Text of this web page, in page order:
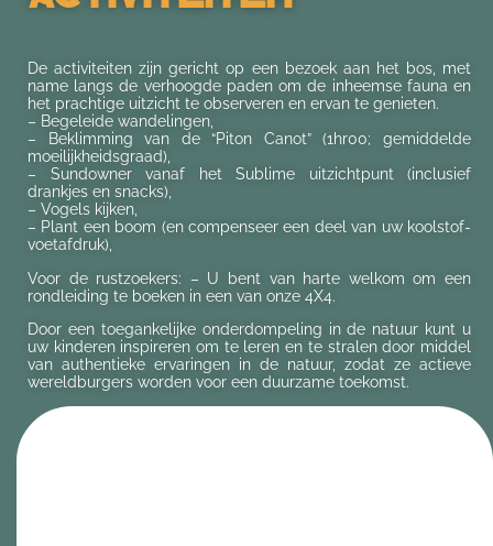
De activiteiten zijn gericht op een bezoek aan het bos, met
name langs de verhoogde paden om de inheemse fauna en
het prachtige uitzicht te observeren en ervan te genieten.
– Begeleide wandelingen,
– Beklimming van de “Piton Canot” (1hr00; gemiddelde
moeilijkheidsgraad),
– Sundowner vanaf het Sublime uitzichtpunt (inclusief
drankjes en snacks),
– Vogels kijken,
– Plant een boom (en compenseer een deel van uw koolstof-
voetafdruk),
Voor de rustzoekers: – U bent van harte welkom om een
rondleiding te boeken in een van onze 4X4.
Door een toegankelijke onderdompeling in de natuur kunt u
uw kinderen inspireren om te leren en te stralen door middel
van authentieke ervaringen in de natuur, zodat ze actieve
wereldburgers worden voor een duurzame toekomst.